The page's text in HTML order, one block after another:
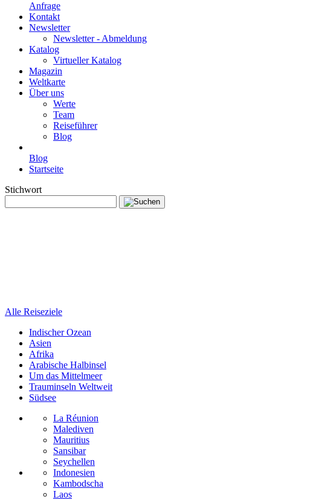
Anfrage
Kontakt
Newsletter
Newsletter - Abmeldung
Katalog
Virtueller Katalog
Magazin
Weltkarte
Über uns
Werte
Team
Reiseführer
Blog
Blog
Startseite
Stichwort
Alle Reiseziele
Indischer Ozean
Asien
Afrika
Arabische Halbinsel
Um das Mittelmeer
Trauminseln Weltweit
Südsee
La Réunion
Malediven
Mauritius
Sansibar
Seychellen
Indonesien
Kambodscha
Laos